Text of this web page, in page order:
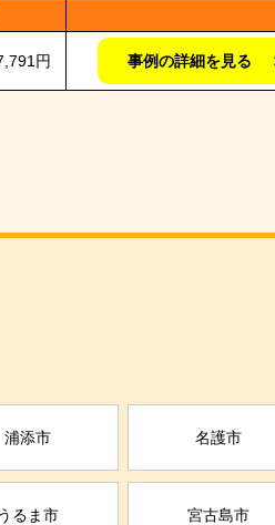
円 事例の詳細を見る
浦添市 名護市
うるま市 宮古島市